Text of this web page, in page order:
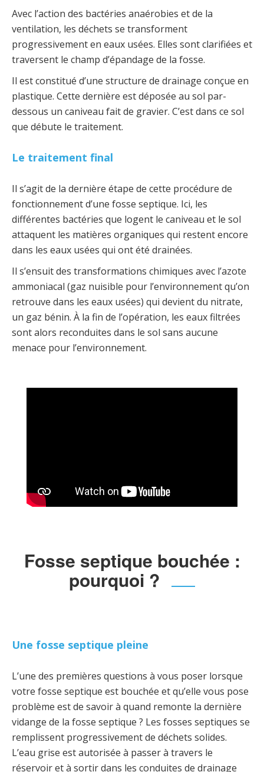
Avec l’action des bactéries anaérobies et de la
ventilation, les déchets se transforment
progressivement en eaux usées. Elles sont clarifiées et
traversent le champ d’épandage de la fosse.
Il est constitué d’une structure de drainage conçue en
plastique. Cette dernière est déposée au sol par-
dessous un caniveau fait de gravier. C’est dans ce sol
que débute le traitement.
Le traitement final
Il s’agit de la dernière étape de cette procédure de
fonctionnement d’une fosse septique. Ici, les
différentes bactéries que logent le caniveau et le sol
attaquent les matières organiques qui restent encore
dans les eaux usées qui ont été drainées.
Il s’ensuit des transformations chimiques avec l’azote
ammoniacal (gaz nuisible pour l’environnement qu’on
retrouve dans les eaux usées) qui devient du nitrate,
un gaz bénin. À la fin de l’opération, les eaux filtrées
sont alors reconduites dans le sol sans aucune
menace pour l’environnement.
Fosse septique bouchée :
pourquoi ?
Une fosse septique pleine
L’une des premières questions à vous poser lorsque
votre fosse septique est bouchée et qu’elle vous pose
problème est de savoir à quand remonte la dernière
vidange de la fosse septique ? Les fosses septiques se
remplissent progressivement de déchets solides.
L’eau grise est autorisée à passer à travers le
réservoir et à sortir dans les conduites de drainage